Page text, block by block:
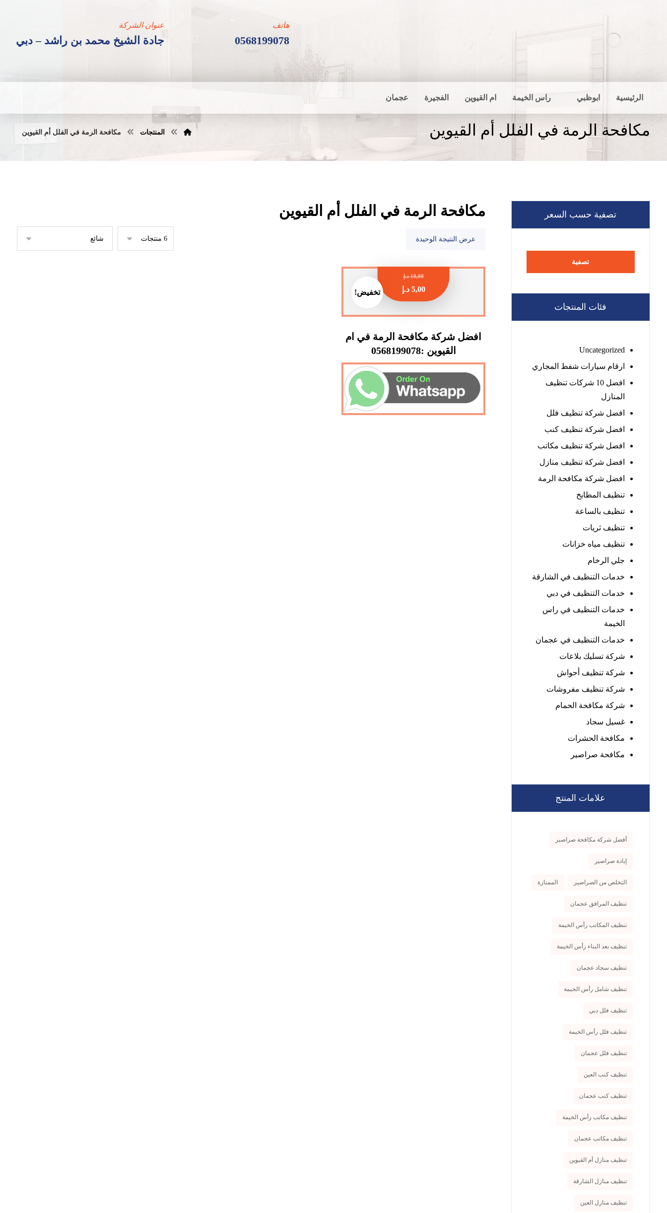
عنوان الشركة
جادة الشيخ محمد بن راشد – دبي
هاتف
0568199078
الرئيسية ابوظبي راس الخيمة ام القيوين الفجيرة عجمان
مكافحة الرمة في الفلل أم القيوين المنتجات مكافحة الرمة في الفلل أم القيوين
مكافحة الرمة في الفلل أم القيوين
عرض النتيجة الوحيدة
تخفيض!
افضل شركة مكافحة الرمة في ام
القيوين :0568199078
10,00 د.إ
5,00 د.إ
تصفية حسب السعر
تصفية
فئات المنتجات
Uncategorized
ارقام سيارات شفط المجاري
افضل 10 شركات تنظيف
المنازل
افضل شركة تنظيف فلل
افضل شركة تنظيف كنب
افضل شركة تنظيف مكاتب
افضل شركة تنظيف منازل
افضل شركة مكافحة الرمة
تنظيف المطابخ
تنظيف بالساعة
تنظيف ثريات
تنظيف مياه خزانات
جلي الرخام
خدمات التنظيف في الشارقة
خدمات التنظيف في دبي
خدمات التنظيف في راس
الخيمة
خدمات التنظيف في عجمان
شركة تسليك بلاعات
شركة تنظيف أحواش
شركة تنظيف مفروشات
شركة مكافحة الحمام
غسيل سجاد
مكافحة الحشرات
مكافحة صراصير
علامات المنتج
أفضل شركة مكافحة صراصير
إبادة صراصير
التخلص من الصراصير الممتازة
تنظيف المرافق عجمان
تنظيف المكاتب رأس الخيمة
تنظيف بعد البناء رأس الخيمة
تنظيف سجاد عجمان
تنظيف شامل رأس الخيمة
تنظيف فلل دبي
تنظيف فلل رأس الخيمة
تنظيف فلل عجمان
تنظيف كنب العين
تنظيف كنب عجمان
تنظيف مكاتب رأس الخيمة
تنظيف مكاتب عجمان
تنظيف منازل أم القيوين
تنظيف منازل الشارقة
تنظيف منازل العين